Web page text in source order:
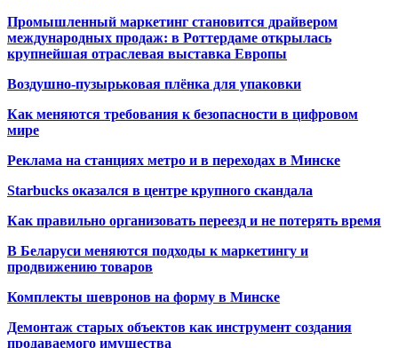
Промышленный маркетинг становится драйвером
международных продаж: в Роттердаме открылась
крупнейшая отраслевая выставка Европы
Воздушно-пузырьковая плёнка для упаковки
Как меняются требования к безопасности в цифровом
мире
Реклама на станциях метро и в переходах в Минске
Starbucks оказался в центре крупного скандала
Как правильно организовать переезд и не потерять время
В Беларуси меняются подходы к маркетингу и
продвижению товаров
Комплекты шевронов на форму в Минске
Демонтаж старых объектов как инструмент создания
продаваемого имущества